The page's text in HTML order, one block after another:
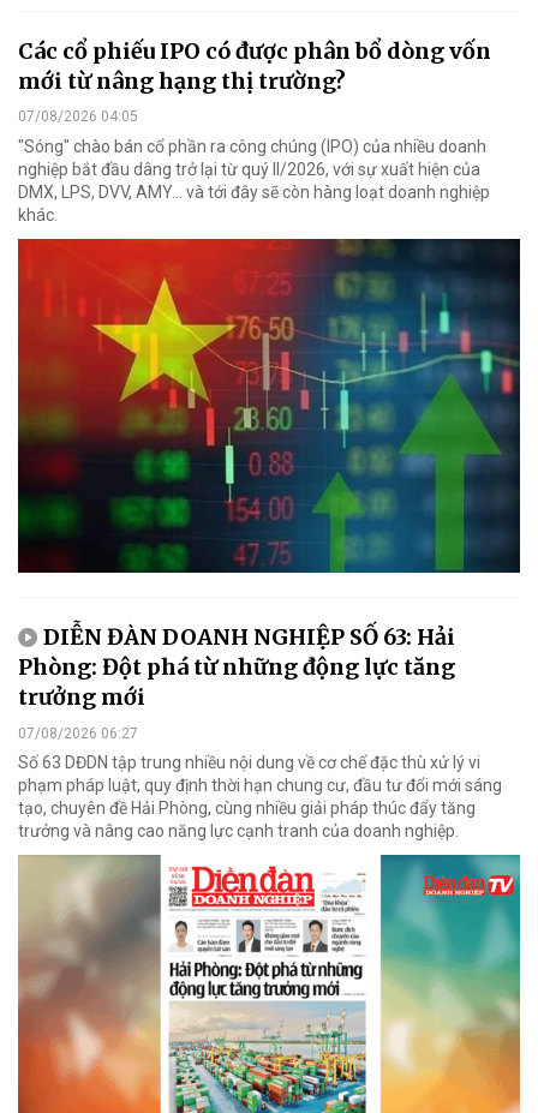
Các cổ phiếu IPO có được phân bổ dòng vốn
mới từ nâng hạng thị trường?
07/08/2026 04:05
"Sóng" chào bán cổ phần ra công chúng (IPO) của nhiều doanh
nghiệp bắt đầu dâng trở lại từ quý II/2026, với sự xuất hiện của
DMX, LPS, DVV, AMY... và tới đây sẽ còn hàng loạt doanh nghiệp
khác.
DIỄN ĐÀN DOANH NGHIỆP SỐ 63: Hải
Phòng: Đột phá từ những động lực tăng
trưởng mới
07/08/2026 06:27
Số 63 DĐDN tập trung nhiều nội dung về cơ chế đặc thù xử lý vi
phạm pháp luật, quy định thời hạn chung cư, đầu tư đổi mới sáng
tạo, chuyên đề Hải Phòng, cùng nhiều giải pháp thúc đẩy tăng
trưởng và nâng cao năng lực cạnh tranh của doanh nghiệp.